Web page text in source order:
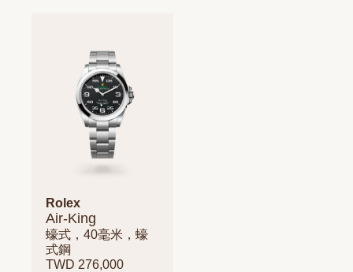
Rolex
Air-King
蠔式，40毫米，蠔
式鋼
TWD 276,000